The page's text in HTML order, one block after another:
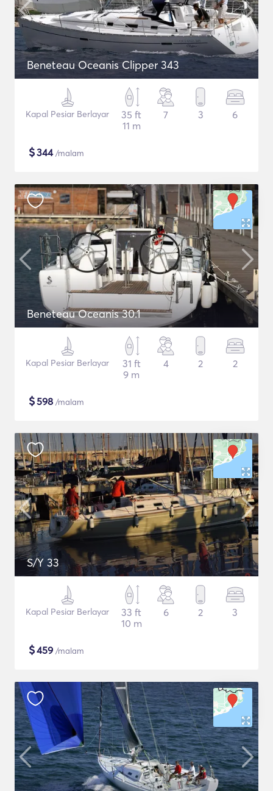
Beneteau Oceanis Clipper 343
Kapal Pesiar Berlayar
35 ft
11 m
7 3 6
$344/malam
Beneteau Oceanis 30.1
Kapal Pesiar Berlayar
31 ft
9 m
4 2 2
$598 /malam
S/Y 33
Kapal Pesiar Berlayar
33 ft
10 m
6 2 3
$459 /malam